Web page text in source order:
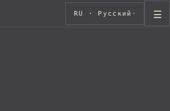
RU · Русский ▾ ☰